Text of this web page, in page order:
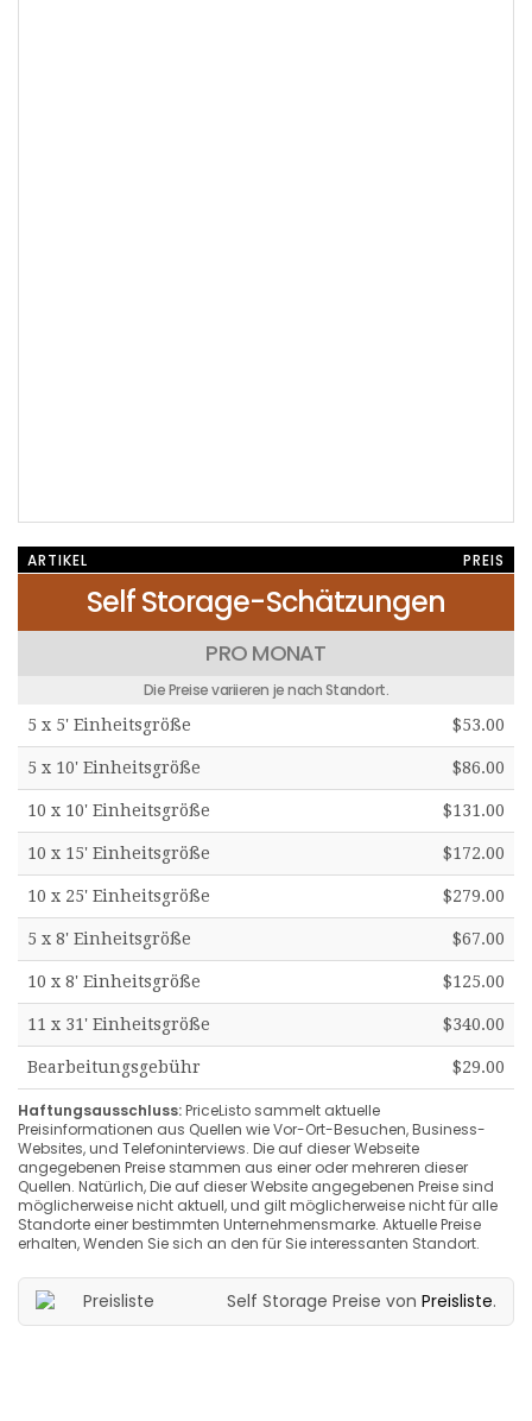
ARTIKEL PREIS
Self Storage-Schätzungen
PRO MONAT
Die Preise variieren je nach Standort.
5 x 5' Einheitsgröße $53.00
5 x 10' Einheitsgröße $86.00
10 x 10' Einheitsgröße $131.00
10 x 15' Einheitsgröße $172.00
10 x 25' Einheitsgröße $279.00
5 x 8' Einheitsgröße $67.00
10 x 8' Einheitsgröße $125.00
11 x 31' Einheitsgröße $340.00
Bearbeitungsgebühr $29.00
Haftungsausschluss:PriceListo sammelt aktuelle
Preisinformationen aus Quellen wie Vor-Ort-Besuchen, Business-
Websites, und Telefoninterviews. Die auf dieser Webseite
angegebenen Preise stammen aus einer oder mehreren dieser
Quellen. Natürlich, Die auf dieser Website angegebenen Preise sind
möglicherweise nicht aktuell, und gilt möglicherweise nicht für alle
Standorte einer bestimmten Unternehmensmarke. Aktuelle Preise
erhalten, Wenden Sie sich an den für Sie interessanten Standort.
Self Storage Preise von Preisliste.